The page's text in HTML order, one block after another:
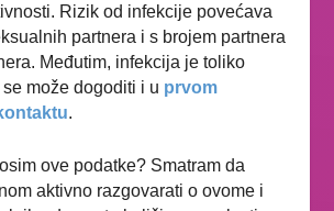
Rizik od infekcije povećava
partnera i s brojem partnera
Međutim, infekcija je toliko
može dogoditi i u prvom
.
ove podatke? Smatram da
aktivno razgovarati o ovome i